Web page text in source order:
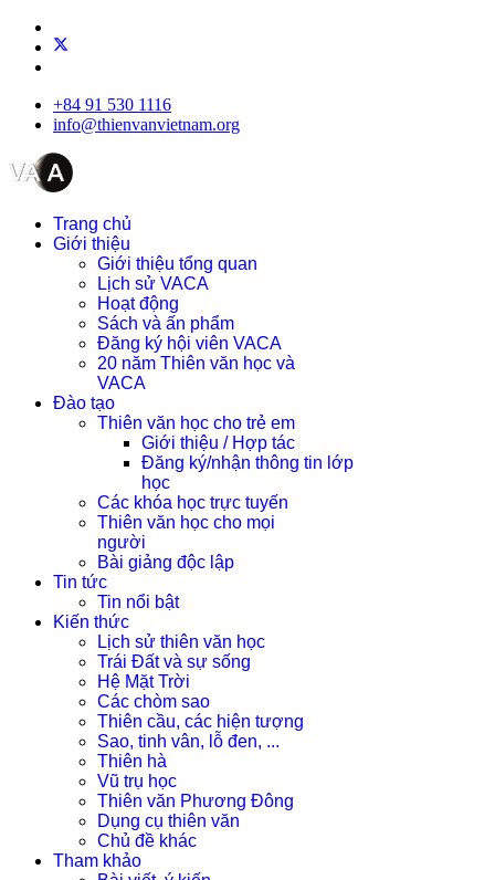
+84 91 530 1116
info@thienvanvietnam.org
Trang chủ
Giới thiệu
Giới thiệu tổng quan
Lịch sử VACA
Hoạt động
Sách và ấn phẩm
Đăng ký hội viên VACA
20 năm Thiên văn học và
VACA
Đào tạo
Thiên văn học cho trẻ em
Giới thiệu / Hợp tác
Đăng ký/nhận thông tin lớp
học
Các khóa học trực tuyến
Thiên văn học cho mọi
người
Bài giảng độc lập
Tin tức
Tin nổi bật
Kiến thức
Lịch sử thiên văn học
Trái Đất và sự sống
Hệ Mặt Trời
Các chòm sao
Thiên cầu, các hiện tượng
Sao, tinh vân, lỗ đen, ...
Thiên hà
Vũ trụ học
Thiên văn Phương Đông
Dụng cụ thiên văn
Chủ đề khác
Tham khảo